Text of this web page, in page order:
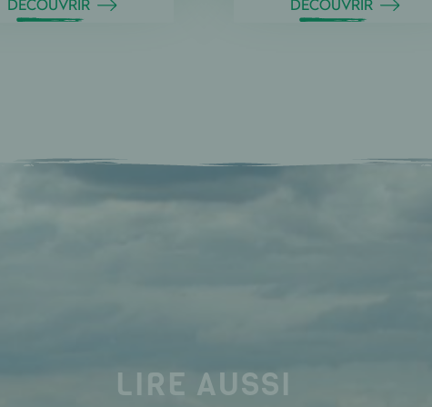
DÉCOUVRIR DÉCOUVRIR
LIRE AUSSI